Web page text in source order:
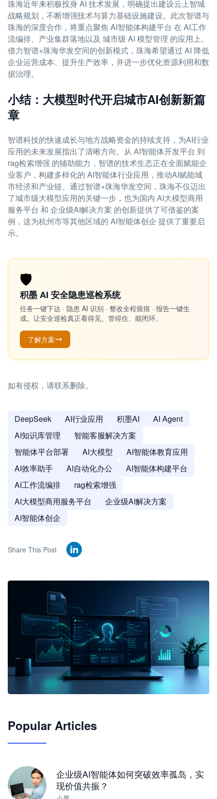
珠海近年来积极投身 AI 技术发展，明确提出建设云上智城
战略规划，不断增强技术与算力基础设施建设。此次智谱与
珠海的深度合作，将重点聚焦 AI智能体构建平台 在 AI工作
流编排、产业集群落地以及 城市级 AI 模型管理 的应用上。
借力智谱+珠海华发空间的创新模式，珠海希望通过 AI 降低
企业运营成本、提升生产效率，并进一步优化资源利用和数
据治理。
小结：大模型时代开启城市AI创新新篇
章
智谱科技的快速成长与地方战略资金的持续支持，为AI行业
应用的未来发展指出了清晰方向。从 AI智能体开发平台 到
rag检索增强 的辅助能力，智谱的技术生态正在全面赋能企
业客户，构建多样化的 AI智能体行业应用，推动AI赋能城
市经济和产业链。通过智谱+珠海华发空间，珠海不仅迈出
了城市级大模型应用的关键一步，也为国内 AI大模型商用
服务平台 和 企业级AI解决方案 的创新提供了可借鉴的案
例，这为杭州市等其他区域的 AI智能体创企 提供了重要启
示。
🛡️
积墨 AI 安全隐患巡检系统
任务一键下达 · 隐患 AI 识别 · 整改全程留痕 · 报告一键生
成。让安全巡检真正看得见、管得住、能闭环。
了解方案
如有侵权，请联系删除。
DeepSeek AI行业应用 积墨AI
AI Agent
AI知识库管理
智能客服解决方案
智能体平台部署
AI大模型
AI智能体教育应用
AI效率助手
AI自动化办公
AI智能体构建平台
AI工作流编排
rag检索增强
AI大模型商用服务平台
企业级AI解决方案
AI智能体创企
Share This Post
JimoClaw 桌面 AI Agent 工作台
Popular Articles
企业级AI智能体如何突破效率孤岛，实
现价值共振？